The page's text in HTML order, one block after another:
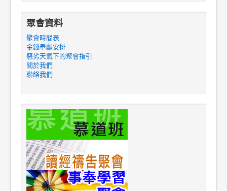
聚會資料
聚會時間表
金錢奉獻安排
惡劣天氣下的聚會指引
關於我們
聯絡我們